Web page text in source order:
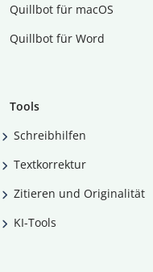
Quillbot für macOS
Quillbot für Word
Tools
Schreibhilfen
Textkorrektur
Zitieren und Originalität
KI-Tools